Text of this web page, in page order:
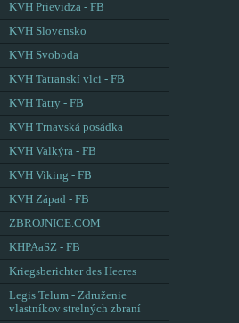
KVH Prievidza - FB
KVH Slovensko
KVH Svoboda
KVH Tatranskí vlci - FB
KVH Tatry - FB
KVH Trnavská posádka
KVH Valkýra - FB
KVH Viking - FB
KVH Západ - FB
ZBROJNICE.COM
KHPAaSZ - FB
Kriegsberichter des Heeres
Legis Telum - Združenie
vlastníkov strelných zbraní